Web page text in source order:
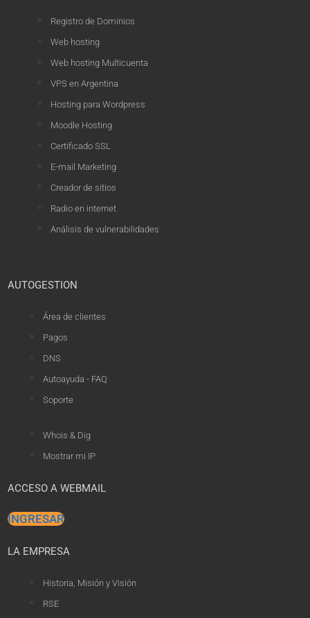
Registro de Dominios
Web hosting
Web hosting Multicuenta
VPS en Argentina
Hosting para Wordpress
Moodle Hosting
Certificado SSL
E-mail Marketing
Creador de sitios
Radio en internet
Análisis de vulnerabilidades
AUTOGESTION
Área de clientes
Pagos
DNS
Autoayuda - FAQ
Soporte
Whois & Dig
Mostrar mi IP
ACCESO A WEBMAIL
INGRESAR
LA EMPRESA
Historia, Misión y Visión
RSE